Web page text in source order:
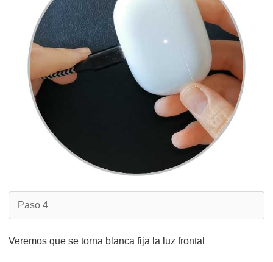
Paso 4
Veremos que se torna blanca fija la luz frontal